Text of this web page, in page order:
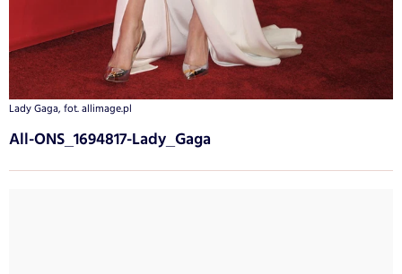
Lady Gaga, fot. allimage.pl
All-ONS_1694817-Lady_Gaga